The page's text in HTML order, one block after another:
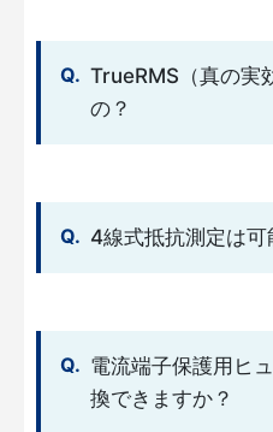
TrueRMS（真の実
の？
4線式抵抗測定は可
電流端子保護用ヒ
換できますか？